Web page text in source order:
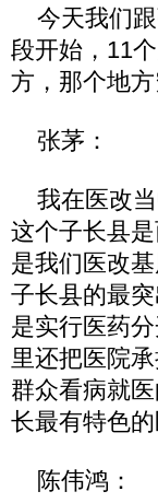
今天我们跟
段开始，11
方，那个地
张茅：
我在医改当
这个子长县
是我们医改
子长县的最
是实行医药
里还把医院
群众看病就
长最有特色的
陈伟鸿：